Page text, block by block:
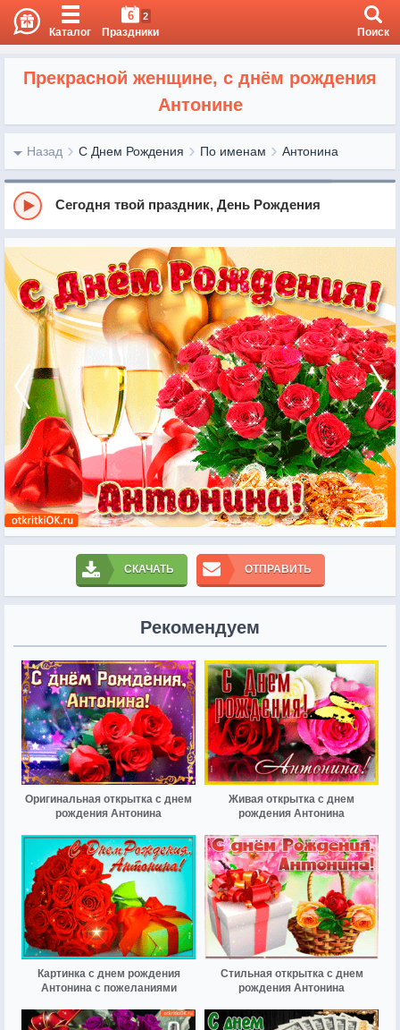
Каталог
6 2
Праздники Поиск
Прекрасной женщине, с днём рождения
Антонине
Назад С Днем Рождения По именам Антонина
Сегодня твой праздник, День Рождения
СКАЧАТЬ ОТПРАВИТЬ
Рекомендуем
Оригинальная открытка с днем
рождения Антонина
Живая открытка с днем
рождения Антонина
Картинка с днем рождения
Антонина с пожеланиями
Стильная открытка с днем
рождения Антонина